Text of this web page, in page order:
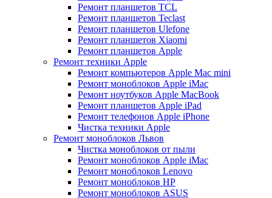
Ремонт планшетов TCL
Ремонт планшетов Teclast
Ремонт планшетов Ulefone
Ремонт планшетов Xiaomi
Ремонт планшетов Apple
Ремонт техники Apple
Ремонт компьютеров Apple Mac mini
Ремонт моноблоков Apple iMac
Ремонт ноутбуков Apple MacBook
Ремонт планшетов Apple iPad
Ремонт телефонов Apple iPhone
Чистка техники Apple
Ремонт моноблоков Львов
Чистка моноблоков от пыли
Ремонт моноблоков Apple iMac
Ремонт моноблоков Lenovo
Ремонт моноблоков HP
Ремонт моноблоков ASUS